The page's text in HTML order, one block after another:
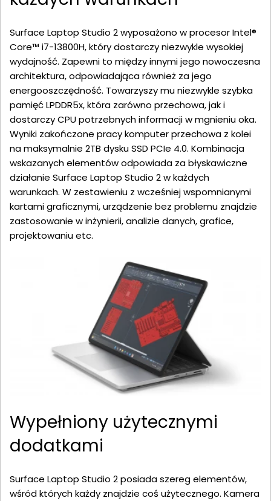
Surface Laptop Studio 2 wyposażono w procesor Intel®
Core™ i7-13800H, który dostarczy niezwykle wysokiej
wydajność. Zapewni to między innymi jego nowoczesna
architektura, odpowiadająca również za jego
energooszczędność. Towarzyszy mu niezwykle szybka
pamięć LPDDR5x, która zarówno przechowa, jak i
dostarczy CPU potrzebnych informacji w mgnieniu oka.
Wyniki zakończone pracy komputer przechowa z kolei
na maksymalnie 2TB dysku SSD PCIe 4.0. Kombinacja
wskazanych elementów odpowiada za błyskawiczne
działanie Surface Laptop Studio 2 w każdych
warunkach. W zestawieniu z wcześniej wspomnianymi
kartami graficznymi, urządzenie bez problemu znajdzie
zastosowanie w inżynierii, analizie danych, grafice,
projektowaniu etc.
Wypełniony użytecznymi
dodatkami
Surface Laptop Studio 2 posiada szereg elementów,
wśród których każdy znajdzie coś użytecznego. Kamera